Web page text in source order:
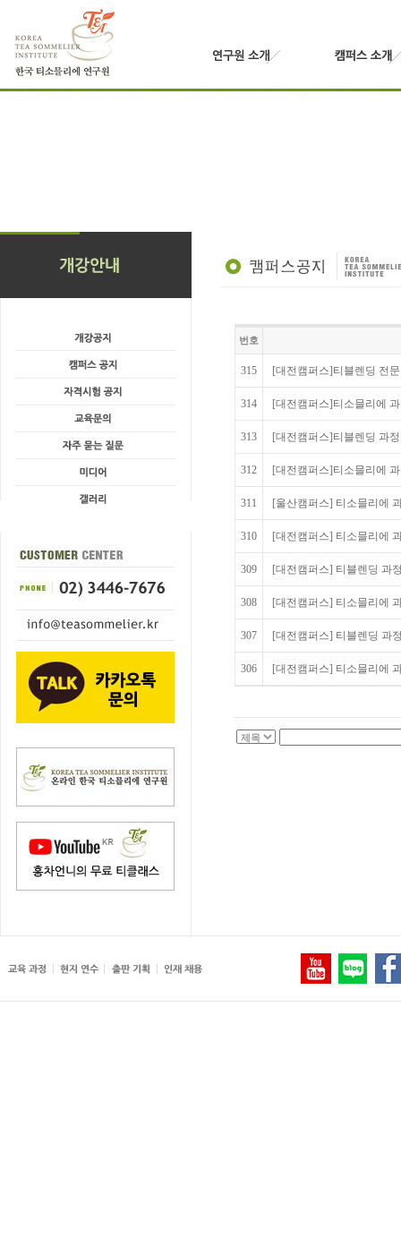
번호
315 [대전캠퍼스]티블렌딩 전
314 [대전캠퍼스]티소믈리에
313 [대전캠퍼스]티블렌딩 과
312 [대전캠퍼스]티소믈리에
311 [울산캠퍼스] 티소믈리에
310 [대전캠퍼스] 티소믈리에
309 [대전캠퍼스] 티블렌딩 과
308 [대전캠퍼스] 티소믈리에
307 [대전캠퍼스] 티블렌딩 과
306 [대전캠퍼스] 티소믈리에